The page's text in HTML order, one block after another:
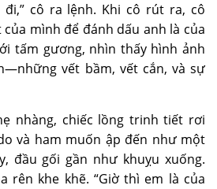
đi,” cô ra lệnh. Khi cô rút ra, cô
mình để đánh dấu anh là của
tấm gương, nhìn thấy hình ảnh
vết bầm, vết cắn, và sự
nhàng, chiếc lồng trinh tiết rơi
và ham muốn ập đến như một
đầu gối gần như khuỵu xuống.
rên khe khẽ. “Giờ thì em là của